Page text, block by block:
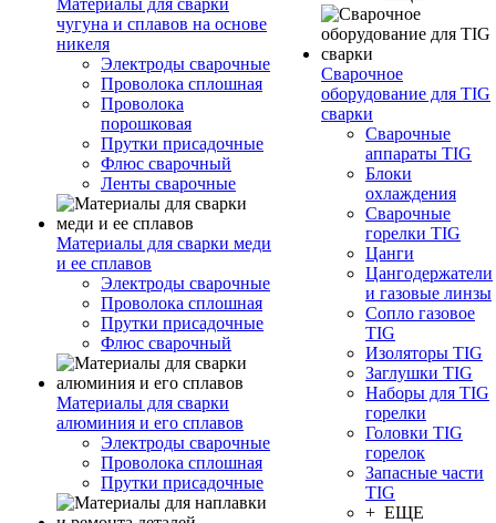
Материалы для сварки
чугуна и сплавов на основе
никеля
Электроды сварочные
Проволока сплошная
Проволока
порошковая
Прутки присадочные
Флюс сварочный
Ленты сварочные
Материалы для сварки меди
и ее сплавов
Электроды сварочные
Проволока сплошная
Прутки присадочные
Флюс сварочный
Материалы для сварки
алюминия и его сплавов
Электроды сварочные
Проволока сплошная
Прутки присадочные
Сварочное
оборудование для TIG
сварки
Сварочные
аппараты TIG
Блоки
охлаждения
Сварочные
горелки TIG
Цанги
Цангодержатели
и газовые линзы
Сопло газовое
TIG
Изоляторы TIG
Заглушки TIG
Наборы для TIG
горелки
Головки TIG
горелок
Запасные части
TIG
+ ЕЩЕ